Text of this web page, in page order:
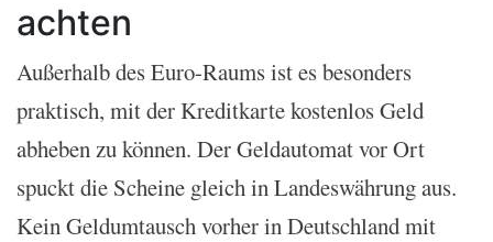
achten
Außerhalb des Euro-Raums ist es besonders
praktisch, mit der Kreditkarte kostenlos Geld
abheben zu können. Der Geldautomat vor Ort
spuckt die Scheine gleich in Landeswährung aus.
Kein Geldumtausch vorher in Deutschland mit